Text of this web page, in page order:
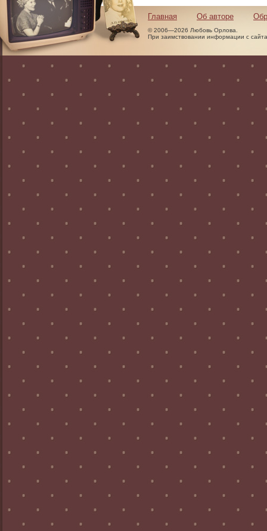
Главная Об авторе
© 2006—2026 Любовь Орлова.
При заимствовании информации с